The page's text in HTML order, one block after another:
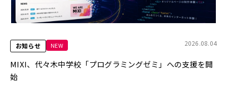
お知らせ NEW 2026.08.04
MIXI、代々木中学校「プログラミングゼミ」への支援を開
始